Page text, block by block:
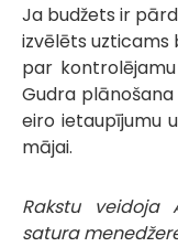
Ja budžets ir
izvēlēts uzticams
par
Gudra
eiro ietaupījumu
mājai.
Rakstu veidoja
satura